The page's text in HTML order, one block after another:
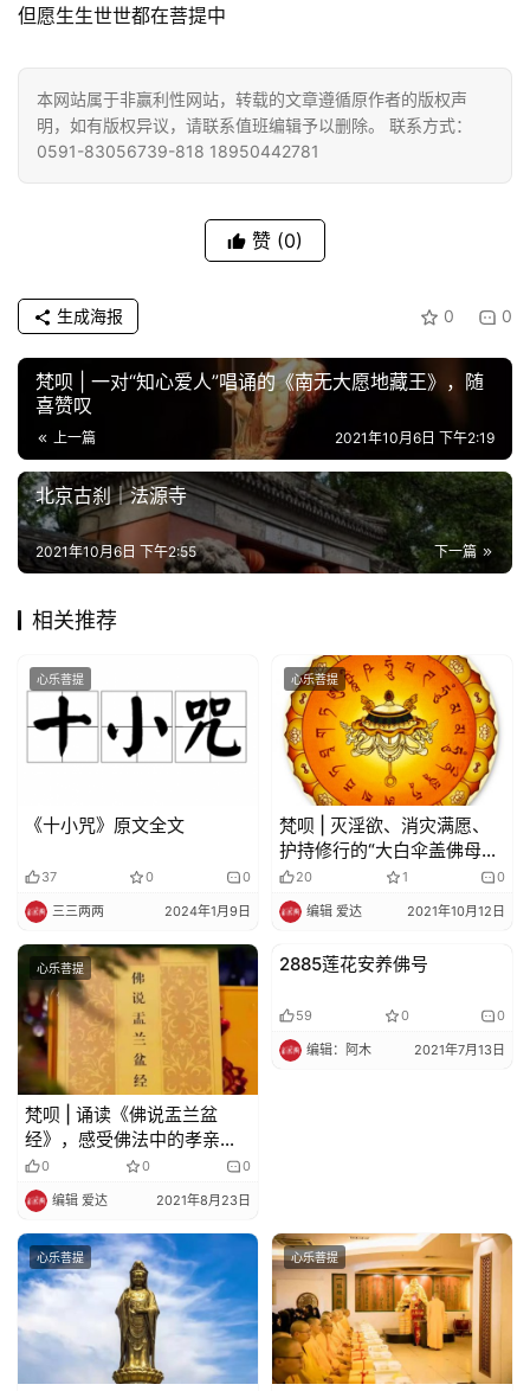
菩
专
题
教
人
物
寺
院
巡
礼
频
录
佛
艺
术
政
策
法
规
免
责
声
明
注册
但愿生生世世都在菩提中
本网站属于非赢利性网站，转载的文章遵循原作者的版权声
明，如有版权异议，请联系值班编辑予以删除。 联系方式：
0591-83056739-818 18950442781
赞 (0)
0 0
生成海报
梵呗 | 一对“知心爱人”唱诵的《南无大愿地藏王》，随
喜赞叹
上一篇 2021年10月6日 下午2:19
北京古刹｜法源寺
下一篇
2021年10月6日 下午2:55
相关推荐
心乐菩提
《十小咒》原文全文
37 0 0
三三两两 2024年1月9日
心乐菩提
梵呗 | 灭淫欲、消灾满愿、
护持修行的“大白伞盖佛母心
咒”20 1 0
编辑 爱达 2021年10月12日
心乐菩提
梵呗 | 诵读《佛说盂兰盆
经》，感受佛法中的孝亲之
道0 0 0
编辑 爱达 2021年8月23日
心乐菩提
2885莲花安养佛号
59 0 0
编辑：阿木 2021年7月13日
心乐菩提 心乐菩提